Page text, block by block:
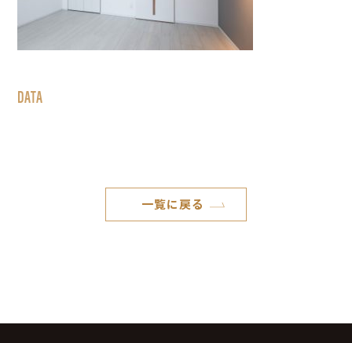
DATA
一覧に戻る